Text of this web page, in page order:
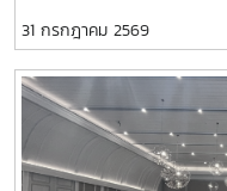
ความรู้ ความเข้าใจ และพั
แก่ผู้บริหารและบุคลากรทุก
ความเสี่ยงไปประยุกต์ใช้ใน
ปฏิบัติงานได้อย่างเป็นร
ทั้งการแลกเปลี่ยนประสบ
รับเกียรติจาก ดร.อวิรุทธ์
31 กรกฎาคม 2569